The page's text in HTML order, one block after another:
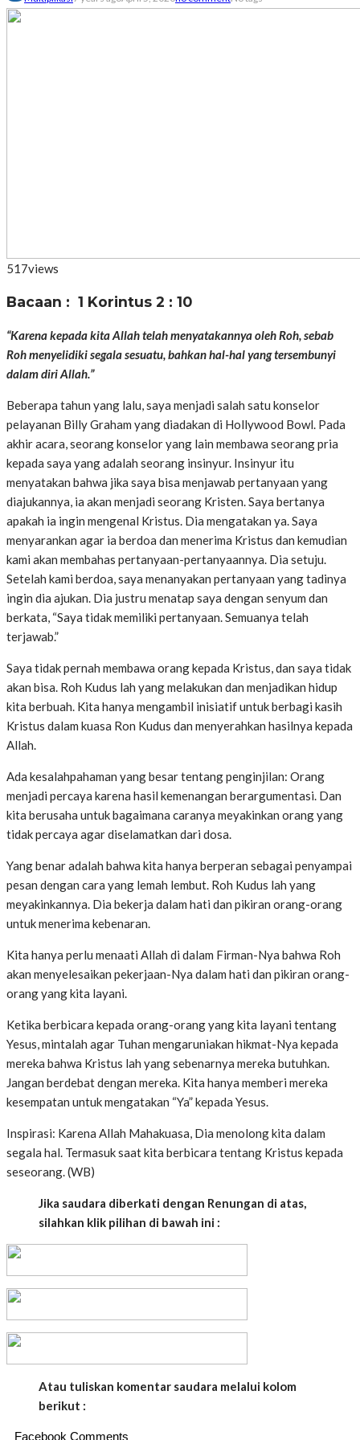
517views
Bacaan : 1 Korintus 2 : 10
“Karena kepada kita Allah telah menyatakannya oleh Roh, sebab
Roh menyelidiki segala sesuatu, bahkan hal-hal yang tersembunyi
dalam diri Allah.”
Beberapa tahun yang lalu, saya menjadi salah satu konselor
pelayanan Billy Graham yang diadakan di Hollywood Bowl. Pada
akhir acara, seorang konselor yang lain membawa seorang pria
kepada saya yang adalah seorang insinyur. Insinyur itu
menyatakan bahwa jika saya bisa menjawab pertanyaan yang
diajukannya, ia akan menjadi seorang Kristen. Saya bertanya
apakah ia ingin mengenal Kristus. Dia mengatakan ya. Saya
menyarankan agar ia berdoa dan menerima Kristus dan kemudian
kami akan membahas pertanyaan-pertanyaannya. Dia setuju.
Setelah kami berdoa, saya menanyakan pertanyaan yang tadinya
ingin dia ajukan. Dia justru menatap saya dengan senyum dan
berkata, “Saya tidak memiliki pertanyaan. Semuanya telah
terjawab.”
Saya tidak pernah membawa orang kepada Kristus, dan saya tidak
akan bisa. Roh Kudus lah yang melakukan dan menjadikan hidup
kita berbuah. Kita hanya mengambil inisiatif untuk berbagi kasih
Kristus dalam kuasa Ron Kudus dan menyerahkan hasilnya kepada
Allah.
Ada kesalahpahaman yang besar tentang penginjilan: Orang
menjadi percaya karena hasil kemenangan berargumentasi. Dan
kita berusaha untuk bagaimana caranya meyakinkan orang yang
tidak percaya agar diselamatkan dari dosa.
Yang benar adalah bahwa kita hanya berperan sebagai penyampai
pesan dengan cara yang lemah lembut. Roh Kudus lah yang
meyakinkannya. Dia bekerja dalam hati dan pikiran orang-orang
untuk menerima kebenaran.
Kita hanya perlu menaati Allah di dalam Firman-Nya bahwa Roh
akan menyelesaikan pekerjaan-Nya dalam hati dan pikiran orang-
orang yang kita layani.
Ketika berbicara kepada orang-orang yang kita layani tentang
Yesus, mintalah agar Tuhan mengaruniakan hikmat-Nya kepada
mereka bahwa Kristus lah yang sebenarnya mereka butuhkan.
Jangan berdebat dengan mereka. Kita hanya memberi mereka
kesempatan untuk mengatakan “Ya” kepada Yesus.
Inspirasi: Karena Allah Mahakuasa, Dia menolong kita dalam
segala hal. Termasuk saat kita berbicara tentang Kristus kepada
seseorang. (WB)
Jika saudara diberkati dengan Renungan di atas,
silahkan klik pilihan di bawah ini :
Atau tuliskan komentar saudara melalui kolom
berikut :
Facebook Comments